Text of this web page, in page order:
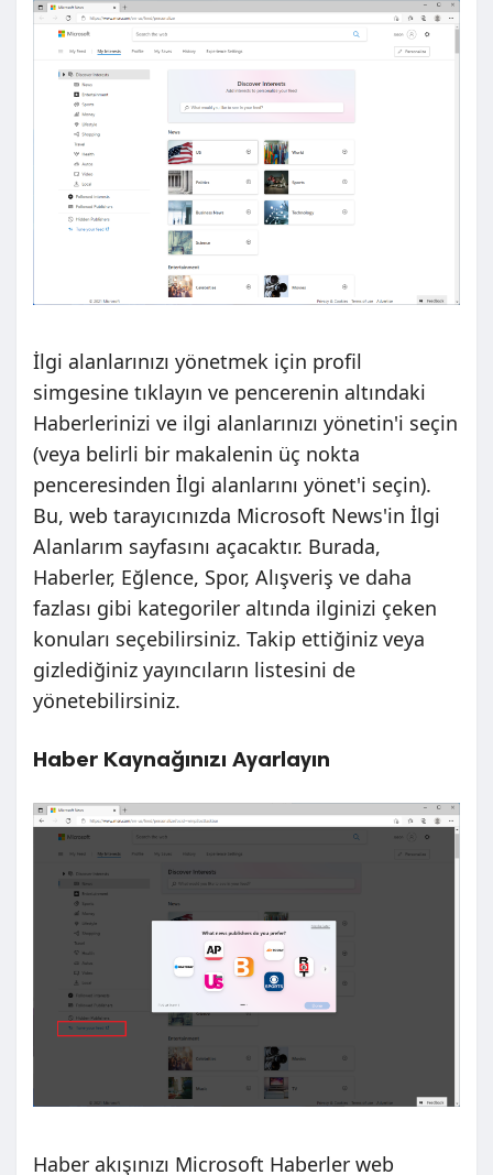
İlgi alanlarınızı yönetmek için profil
simgesine tıklayın ve pencerenin altındaki
Haberlerinizi ve ilgi alanlarınızı yönetin'i seçin
(veya belirli bir makalenin üç nokta
penceresinden İlgi alanlarını yönet'i seçin).
Bu, web tarayıcınızda Microsoft News'in İlgi
Alanlarım sayfasını açacaktır. Burada,
Haberler, Eğlence, Spor, Alışveriş ve daha
fazlası gibi kategoriler altında ilginizi çeken
konuları seçebilirsiniz. Takip ettiğiniz veya
gizlediğiniz yayıncıların listesini de
yönetebilirsiniz.
Haber Kaynağınızı Ayarlayın
Haber akışınızı Microsoft Haberler web